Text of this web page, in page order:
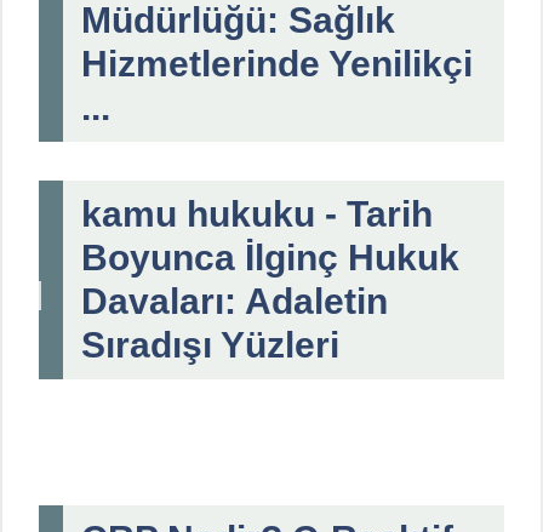
Müdürlüğü: Sağlık
Hizmetlerinde Yenilikçi
...
kamu hukuku - Tarih
Boyunca İlginç Hukuk
Davaları: Adaletin
Sıradışı Yüzleri